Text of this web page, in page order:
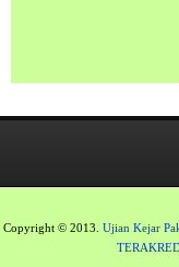
Copyright © 2013. Ujian Kejar